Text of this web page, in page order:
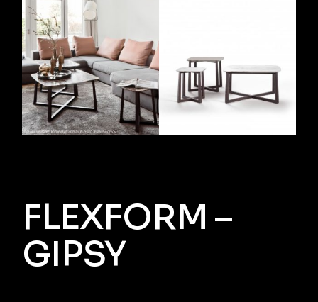
FLEXFORM –
GIPSY